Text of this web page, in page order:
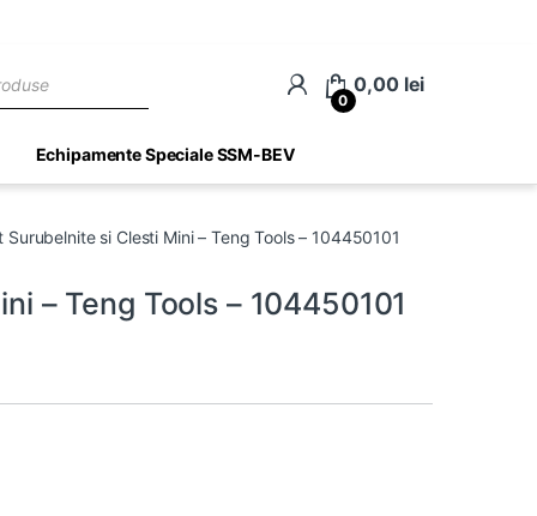
0
0,00 lei
Echipamente Speciale SSM-BEV
Surubelnite si Clesti Mini – Teng Tools – 104450101
– Teng Tools – 104450101